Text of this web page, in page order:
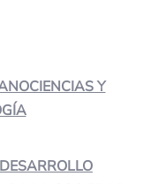
Y